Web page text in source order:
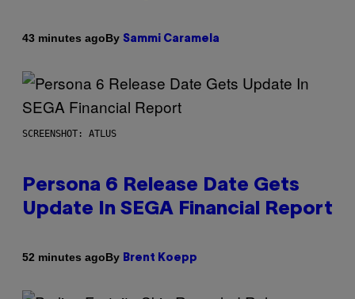
43 minutes agoBy Sammi Caramela
SCREENSHOT: ATLUS
Persona 6 Release Date Gets
Update In SEGA Financial Report
52 minutes agoBy Brent Koepp